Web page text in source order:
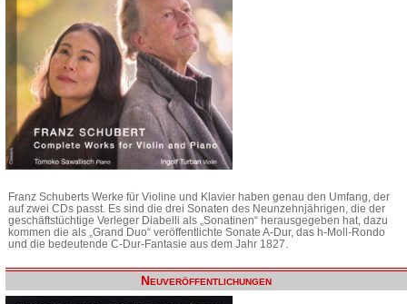
Franz Schuberts Werke für Violine und Klavier haben genau den Umfang, der
auf zwei CDs passt. Es sind die drei Sonaten des Neunzehnjährigen, die der
geschäftstüchtige Verleger Diabelli als „Sonatinen“ herausgegeben hat, dazu
kommen die als „Grand Duo“ veröffentlichte Sonate A-Dur, das h-Moll-Rondo
und die bedeutende C-Dur-Fantasie aus dem Jahr 1827.
Neuveröffentlichungen